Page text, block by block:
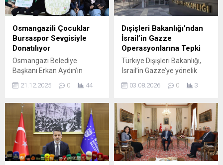
Osmangazili Çocuklar
Bursaspor Sevgisiyle
Donatılıyor
Osmangazi Belediye
Başkanı Erkan Aydın’ın
kapsamında Osmangazili
Bursaspor maçına giderek,
tribündeki atmosfer ile
unutamayacağı anlar
yaşıyor. Bursaspor sevgisini
genç nesillere aktarma
amacıyla Başkan Erkan
21.12.2025 0 44
Dışişleri Bakanlığı’ndan
İsrail’in Gazze
Operasyonlarına Tepki
Türkiye Dışişleri Bakanlığı,
İsrail’in Gazze’ye yönelik
resmi bir açıklama
Gazze Barış Planı’nın
uygulanmasını sağlayacak
yol haritası üzerinde
mutabakat sağlanmasının
hemen ardından İsrail’in
30’dan fazla sivilin
03.08.2026 0 3